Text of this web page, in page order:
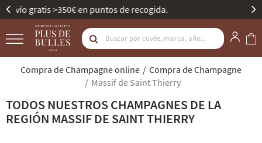
Mejor Bodega de Champagne - Gault & Millau.
Compra de Champagne online
Compra de Champagne
Massif de Saint Thierry
TODOS NUESTROS CHAMPAGNES DE LA
REGIÓN MASSIF DE SAINT THIERRY